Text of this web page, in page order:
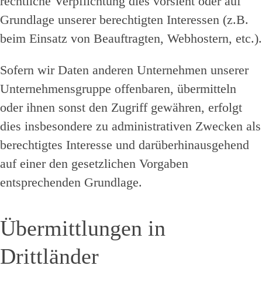
Grundlage unserer berechtigten Interessen (z.B.
beim Einsatz von Beauftragten, Webhostern, etc.).
Sofern wir Daten anderen Unternehmen unserer
Unternehmensgruppe offenbaren, übermitteln
oder ihnen sonst den Zugriff gewähren, erfolgt
dies insbesondere zu administrativen Zwecken als
berechtigtes Interesse und darüberhinausgehend
auf einer den gesetzlichen Vorgaben
entsprechenden Grundlage.
Übermittlungen in
Drittländer